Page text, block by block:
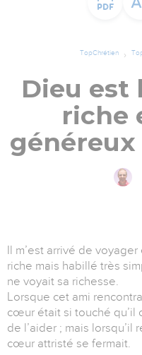
TopChrétien
Dieu est
riche
généreux
Il m’est arrivé de
riche mais habillé très
ne voyait sa richesse.
Lorsque cet ami
cœur était si touché qu’il
de l’aider ; mais lorsqu’il
cœur attristé se fermait.